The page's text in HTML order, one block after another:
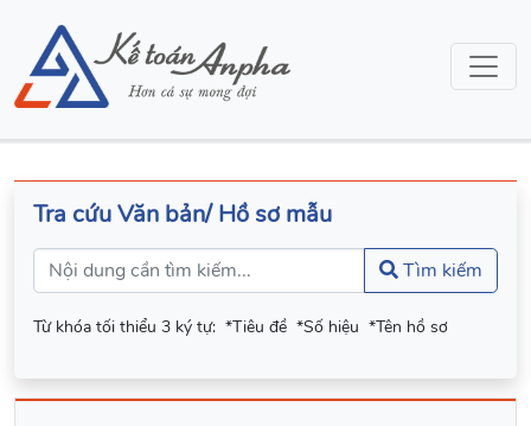
Tra cứu Văn bản/ Hồ sơ mẫu
Tìm kiếm
Từ khóa tối thiểu 3 ký tự: *Tiêu đề *Số hiệu *Tên hồ sơ